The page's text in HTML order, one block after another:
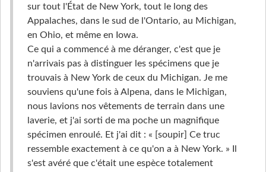
sur tout l'État de New York, tout le long des
Appalaches, dans le sud de l'Ontario, au Michigan,
en Ohio, et même en Iowa.
Ce qui a commencé à me déranger, c'est que je
n'arrivais pas à distinguer les spécimens que je
trouvais à New York de ceux du Michigan. Je me
souviens qu'une fois à Alpena, dans le Michigan,
nous lavions nos vêtements de terrain dans une
laverie, et j'ai sorti de ma poche un magnifique
spécimen enroulé. Et j'ai dit : « [soupir] Ce truc
ressemble exactement à ce qu'on a à New York. » Il
s'est avéré que c'était une espèce totalement